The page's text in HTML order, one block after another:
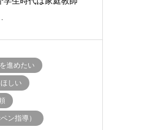
進めたい
しい
ン指導）